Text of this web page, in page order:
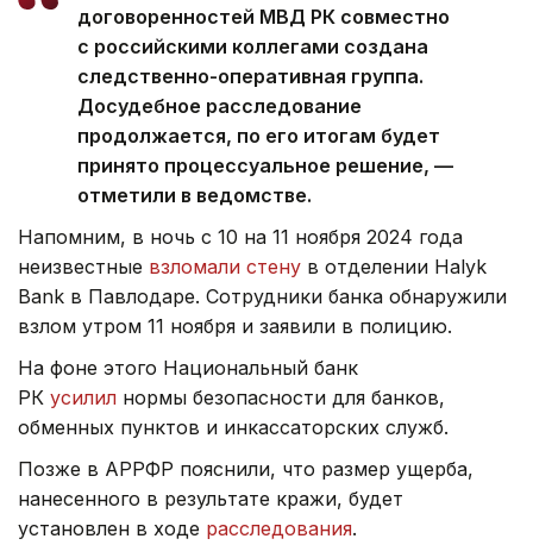
договоренностей МВД РК совместно
с российскими коллегами создана
следственно-оперативная группа.
Досудебное расследование
продолжается, по его итогам будет
принято процессуальное решение, —
отметили в ведомстве.
Напомним, в ночь с 10 на 11 ноября 2024 года
неизвестные взломали стену в отделении Halyk
Bank в Павлодаре. Сотрудники банка обнаружили
взлом утром 11 ноября и заявили в полицию.
На фоне этого Национальный банк
РК усилил нормы безопасности для банков,
обменных пунктов и инкассаторских служб.
Позже в АРРФР пояснили, что размер ущерба,
нанесенного в результате кражи, будет
установлен в ходе расследования.